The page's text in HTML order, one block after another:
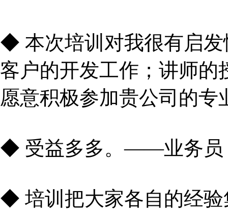
◆ 本次培训对我很有启
客户的开发工作；讲师的
愿意积极参加贵公司的
◆ 受益多多。——业务员
◆ 培训把大家各自的经